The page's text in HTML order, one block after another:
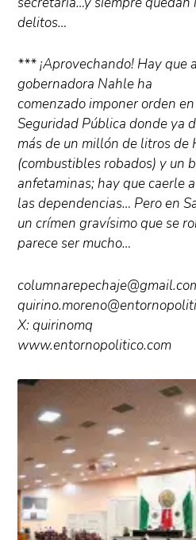
delitos…
*** ¡Aprovechando! Hay que
gobernadora Nahle ha
comenzado imponer orden
Seguridad Pública donde ya
más de un millón de litros de
(combustibles robados) y un
anfetaminas; hay que caerle
las dependencias… Pero en
un crímen gravísimo que se
parece ser mucho…
X: quirinomq
www.entornopolitico.com